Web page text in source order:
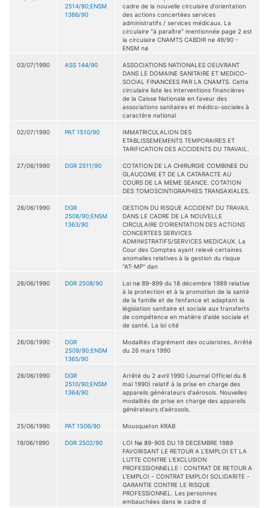
2514/90;ENSM
1366/90
cadre de la nouvelle circulaire d'orientation
des actions concertées services
administratifs / services médicaux. La
circulaire "à paraître" mentionnée page 2 est
la circulaire CNAMTS CABDIR nø 49/90 -
ENSM nø
03/07/1990 ASS 144/90
ASSOCIATIONS NATIONALES OEUVRANT
DANS LE DOMAINE SANITAIRE ET MEDICO-
SOCIAL FINANCEES PAR LA CNAMTS. Cette
circulaire liste les interventions financières
de la Caisse Nationale en faveur des
associations sanitaires et médico-sociales à
caractère national
02/07/1990 PAT 1510/90
IMMATRICULALION DES
ETABLISSEMEMENTS TEMPORAIRES ET
TARIFICATION DES ACCIDENTS DU TRAVAIL.
27/06/1990 DGR 2511/90
COTATION DE LA CHIRURGIE COMBINEE DU
GLAUCOME ET DE LA CATARACTE AU
COURS DE LA MEME SEANCE. COTATION
DES TOMOSCINTIGRAPHIES TRANSAXIALES.
26/06/1990
DGR
2506/90;ENSM
1363/90
GESTION DU RISQUE ACCIDENT DU TRAVAIL
DANS LE CADRE DE LA NOUVELLE
CIRCULAIRE D'ORIENTATION DES ACTIONS
CONCERTEES SERVICES
ADMINISTRATIFS/SERVICES MEDICAUX. La
Cour des Comptes ayant relevé certaines
anomalies relatives à la gestion du risque
"AT-MP" dan
26/06/1990 DGR 2508/90
Loi nø 89-899 du 18 décembre 1989 relative
à la protection et à la promotion de la santé
de la famille et de l'enfance et adaptant la
législation sanitaire et sociale aux transferts
de compétence en matière d'aide sociale et
de santé. La loi cité
26/06/1990
DGR
2509/90;ENSM
1365/90
Modalités d'agrément des ocularistes. Arrêté
du 26 mars 1990
26/06/1990
DGR
2510/90;ENSM
1364/90
Arrêté du 2 avril 1990 (Journal Officiel du 8
mai 1990) relatif à la prise en charge des
appareils générateurs d'aérosols. Nouvelles
modalités de prise en charge des appareils
générateurs d'aérosols.
25/06/1990 PAT 1506/90 Mousqueton KRAB
19/06/1990 DGR 2502/90
LOI Nø 89-905 DU 19 DECEMBRE 1989
FAVORISANT LE RETOUR A L'EMPLOI ET LA
LUTTE CONTRE L'EXCLUSION
PROFESSIONNELLE : CONTRAT DE RETOUR A
L'EMPLOI - CONTRAT EMPLOI SOLIDARITE -
GARANTIE CONTRE LE RISQUE
PROFESSIONNEL. Les personnes
embauchées dans le cadre d